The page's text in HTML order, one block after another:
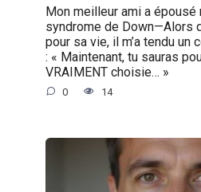
Mon meilleur ami a
syndrome de Down—Alors
pour sa vie, il m’a tendu un
: « Maintenant, tu sauras
VRAIMENT choisie… »
0 14